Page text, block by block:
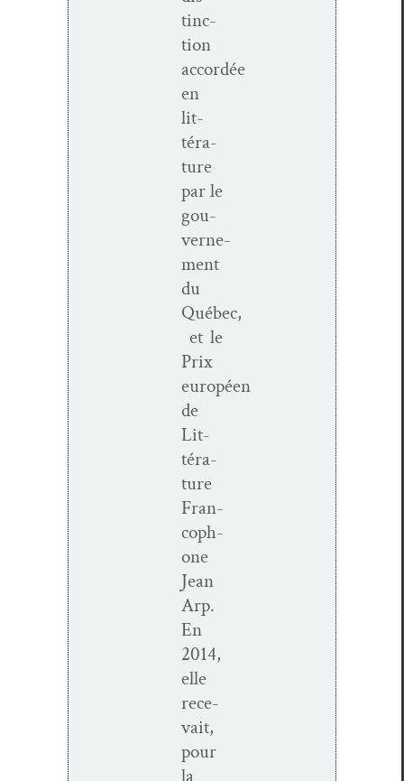
tinc­
tion
accordée
en
lit­
téra­
ture
par le
gou­
verne­
ment
du
Québec,
et le
Prix
européen
de
Lit­
téra­
ture
Fran­
coph­
o­ne
Jean
Arp.
En
2014,
elle
rece­
vait,
pour
la